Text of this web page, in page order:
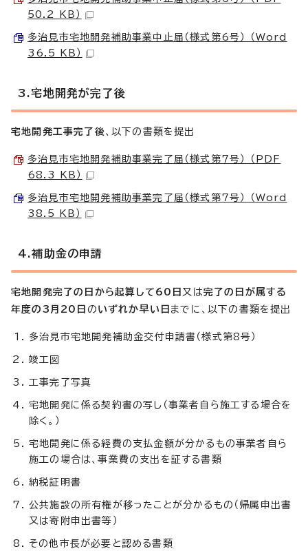
50.2 KB）
多治見市宅地開発補助事業中止届（様式第6号） （Word
36.5 KB）
3.宅地開発が完了後
宅地開発工事完了後、以下の書類を提出
多治見市宅地開発補助事業完了届（様式第7号） （PDF
68.3 KB）
多治見市宅地開発補助事業完了届（様式第7号） （Word
38.5 KB）
4.補助金の申請
宅地開発完了の日から起算して60日 又は完了の日が属する
年度の3月20日 の いずれか早い日 までに、以下の書類を提出
多治見市宅地開発補助金交付申請書（様式第8号）
竣工図
工事完了写真
宅地開発に係る契約書の写し（事業者自ら施工する場合を
除く。）
宅地開発に係る経費の支払金額が分かるもの事業者自ら
施工の場合は、事業費の支出を証する書類
納税証明書
公共施設の所有権が移ったことが分かるもの（帰属申出書
又は寄附申出書等）
その他市長が必要と認める書類